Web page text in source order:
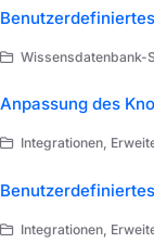
Wissensdatenbank-
Integrationen, Erweiterungen &
Integrationen,